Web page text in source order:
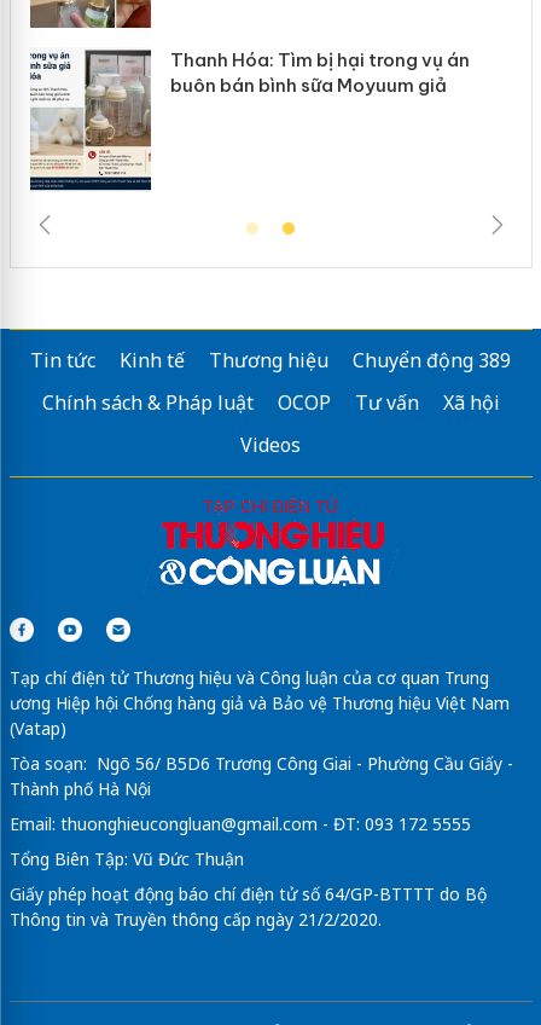
Thanh Hóa: Tìm bị hại trong vụ án
buôn bán bình sữa Moyuum giả
Tin tức Kinh tế Thương hiệu
Chuyển động 389
Chính sách & Pháp luật
OCOP Tư vấn
Xã hội
Videos
Tạp chí điện tử Thương hiệu và Công luận của cơ quan Trung
ương Hiệp hội Chống hàng giả và Bảo vệ Thương hiệu Việt Nam
(Vatap)
Tòa soạn: Ngõ 56/ B5D6 Trương Công Giai - Phường Cầu Giấy -
Thành phố Hà Nội
Email: thuonghieucongluan@gmail.com - ĐT: 093 172 5555
Tổng Biên Tập: Vũ Đức Thuận
Giấy phép hoạt động báo chí điện tử số 64/GP-BTTTT do Bộ
Thông tin và Truyền thông cấp ngày 21/2/2020.